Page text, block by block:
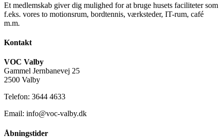
Et medlemskab giver dig mulighed for at bruge husets faciliteter som
f.eks. vores to motionsrum, bordtennis, værksteder, IT-rum, café
m.m.
Kontakt
VOC Valby
Gammel Jernbanevej 25
2500 Valby
Telefon: 3644 4633
Email: info@voc-valby.dk
Åbningstider